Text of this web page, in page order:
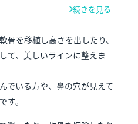
続きを見る
骨を移植し高さを出したり、
て、美しいラインに整えま
でいる方や、鼻の穴が見えて
す。